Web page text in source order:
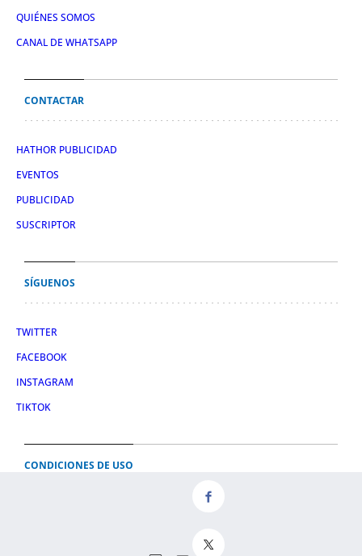
QUIÉNES SOMOS
CANAL DE WHATSAPP
CONTACTAR
HATHOR PUBLICIDAD
EVENTOS
PUBLICIDAD
SUSCRIPTOR
SÍGUENOS
TWITTER
FACEBOOK
INSTAGRAM
TIKTOK
CONDICIONES DE USO